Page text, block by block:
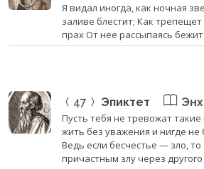
Я видал иногда, как ночная
заливе блестит; Как
прах От нее рассыпаясь бежит.
47 Эпиктет
Пусть тебя не тревожат такие
жить без уважения и нигде не
Ведь если бесчестье — зло,
причастным злу через